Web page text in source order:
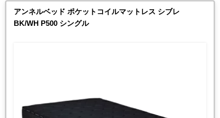
アンネルベッド ポケットコイルマットレス シブレ
BK/WH P500 シングル